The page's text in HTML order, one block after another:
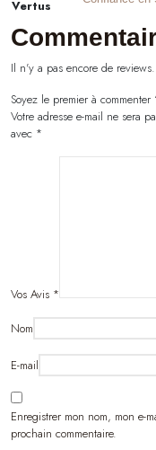
Vertus
Il n'y a pas encore de reviews.
Soyez le premier à
Votre adresse e-mail ne sera
avec *
Vos Avis *
Nom
E-mail
Enregistrer mon nom, mon e-
prochain commentaire.